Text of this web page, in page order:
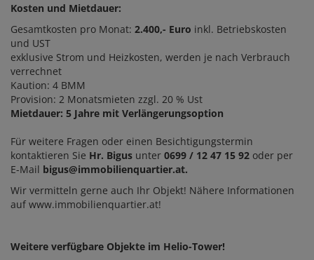
Kosten und Mietdauer:
Gesamtkosten pro Monat: 2.400,- Euro inkl. Betriebskosten
und UST
exklusive Strom und Heizkosten, werden je nach Verbrauch
verrechnet
Kaution: 4 BMM
Provision: 2 Monatsmieten zzgl. 20 % Ust
Mietdauer: 5 Jahre mit Verlängerungsoption
Für weitere Fragen oder einen Besichtigungstermin
kontaktieren Sie Hr. Bigus unter 0699 / 12 47 15 92 oder per
E-Mail bigus@immobilienquartier.at.
Wir vermitteln gerne auch Ihr Objekt! Nähere Informationen
auf www.immobilienquartier.at!
Weitere verfügbare Objekte im Helio-Tower!